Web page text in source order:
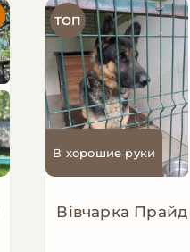
ТОП
В хорошие руки